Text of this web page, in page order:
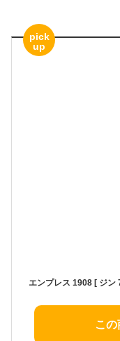
pick
up
エンプレス 1908 [ ジン
この